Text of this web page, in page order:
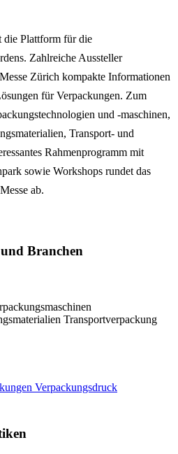
die Plattform für die
Zahlreiche Aussteller
Zürich kompakte Informationen
für Verpackungen. Zum
und -maschinen,
Transport- und
Rahmenprogramm mit
sowie Workshops rundet das
ab.
Branchen
Transportverpackung
Verpackungsdruck